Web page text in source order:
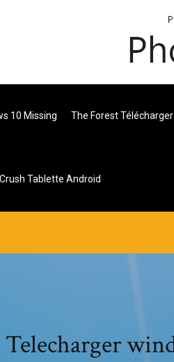
10 Missing The Forest
Tablette Android
Telecharger